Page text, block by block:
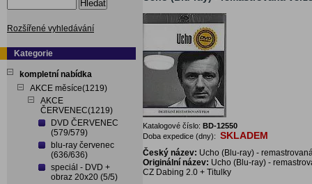
Hledat
Rozšířené vyhledávání
Kategorie
kompletní nabídka
AKCE měsíce(1219)
AKCE
ČERVENEC(1219)
DVD ČERVENEC
(579/579)
blu-ray červenec
(636/636)
speciál - DVD +
obraz 20x20 (5/5)
Katalogové číslo: BD-12550
Doba expedice (dny): SKLADEM
Český název: Ucho (Blu-ray) -
Originální název: Ucho (Blu-ray) -
CZ Dabing 2.0 + Titulky